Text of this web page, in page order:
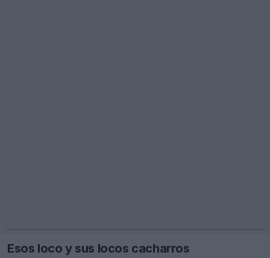
Esos loco y sus locos cacharros